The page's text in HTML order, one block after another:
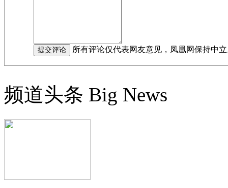
所有评论仅代表网友意见，凤凰网保持中
频道头条 Big News